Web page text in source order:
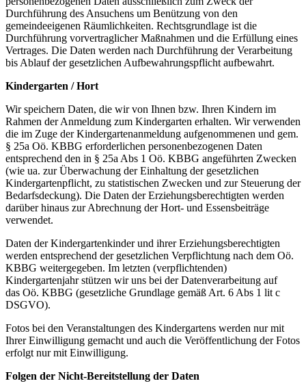
Durchführung des Ansuchens um Benützung von den
gemeindeeigenen Räumlichkeiten. Rechtsgrundlage ist die
Durchführung vorvertraglicher Maßnahmen und die Erfüllung eines
Vertrages. Die Daten werden nach Durchführung der Verarbeitung
bis Ablauf der gesetzlichen Aufbewahrungspflicht aufbewahrt.
Kindergarten / Hort
Wir speichern Daten, die wir von Ihnen bzw. Ihren Kindern im
Rahmen der Anmeldung zum Kindergarten erhalten. Wir verwenden
die im Zuge der Kindergartenanmeldung aufgenommenen und gem.
§ 25a Oö. KBBG erforderlichen personenbezogenen Daten
entsprechend den in § 25a Abs 1 Oö. KBBG angeführten Zwecken
(wie ua. zur Überwachung der Einhaltung der gesetzlichen
Kindergartenpflicht, zu statistischen Zwecken und zur Steuerung der
Bedarfsdeckung). Die Daten der Erziehungsberechtigten werden
darüber hinaus zur Abrechnung der Hort- und Essensbeiträge
verwendet.
Daten der Kindergartenkinder und ihrer Erziehungsberechtigten
werden entsprechend der gesetzlichen Verpflichtung nach dem Oö.
KBBG weitergegeben. Im letzten (verpflichtenden)
Kindergartenjahr stützen wir uns bei der Datenverarbeitung auf
das Oö. KBBG (gesetzliche Grundlage gemäß Art. 6 Abs 1 lit c
DSGVO).
Fotos bei den Veranstaltungen des Kindergartens werden nur mit
Ihrer Einwilligung gemacht und auch die Veröffentlichung der Fotos
erfolgt nur mit Einwilligung.
Folgen der Nicht-Bereitstellung der Daten